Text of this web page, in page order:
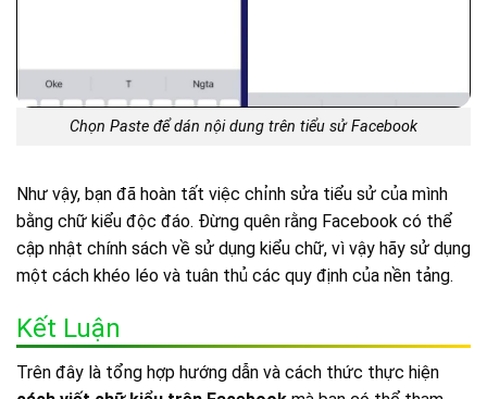
Chọn Paste để dán nội dung trên tiểu sử Facebook
Như vậy, bạn đã hoàn tất việc chỉnh sửa tiểu sử của mình
bằng chữ kiểu độc đáo. Đừng quên rằng Facebook có thể
cập nhật chính sách về sử dụng kiểu chữ, vì vậy hãy sử dụng
một cách khéo léo và tuân thủ các quy định của nền tảng.
Kết Luận
Trên đây là tổng hợp hướng dẫn và cách thức thực hiện